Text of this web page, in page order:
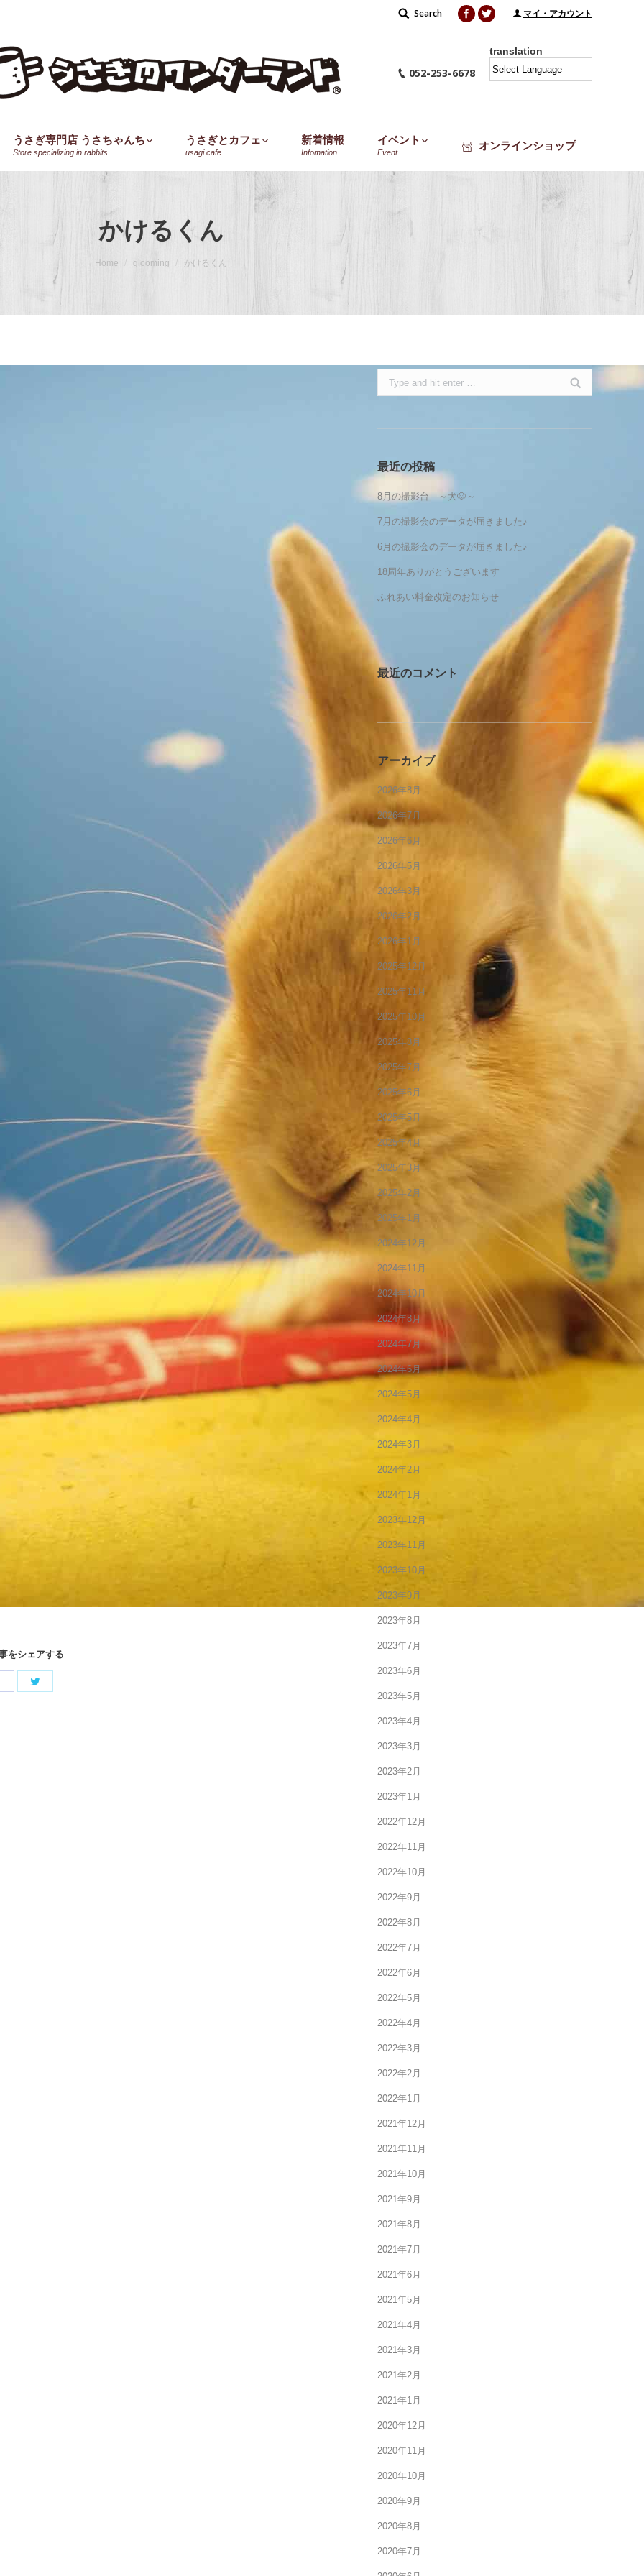
Search:
Search Facebook
Twitter マイ・アカウント
052-253-6678
translation
うさぎ専門店 うさちゃんち
Store specializing in rabbits
うさぎとカフェ
usagi cafe
新着情報
Infomation
イベント
Event
オンラインショップ
かけるくん
Home glooming かけるくん
をシェアする
Search:
最近の投稿
8月の撮影台 ～犬🐶～
7月の撮影会のデータが届きました♪
6月の撮影会のデータが届きました♪
18周年ありがとうございます
ふれあい料金改定のお知らせ
最近のコメント
アーカイブ
2026年8月
2026年7月
2026年6月
2026年5月
2026年3月
2026年2月
2026年1月
2025年12月
2025年11月
2025年10月
2025年8月
2025年7月
2025年6月
2025年5月
2025年4月
2025年3月
2025年2月
2025年1月
2024年12月
2024年11月
2024年10月
2024年8月
2024年7月
2024年6月
2024年5月
2024年4月
2024年3月
2024年2月
2024年1月
2023年12月
2023年11月
2023年10月
2023年9月
2023年8月
2023年7月
2023年6月
2023年5月
2023年4月
2023年3月
2023年2月
2023年1月
2022年12月
2022年11月
2022年10月
2022年9月
2022年8月
2022年7月
2022年6月
2022年5月
2022年4月
2022年3月
2022年2月
2022年1月
2021年12月
2021年11月
2021年10月
2021年9月
2021年8月
2021年7月
2021年6月
2021年5月
2021年4月
2021年3月
2021年2月
2021年1月
2020年12月
2020年11月
2020年10月
2020年9月
2020年8月
2020年7月